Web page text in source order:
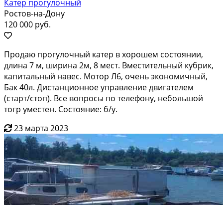
Катер прогулочный
Ростов-на-Дону
120 000 руб.
Продаю прогулочный катер в хорошем состоянии,
длина 7 м, ширина 2м, 8 мест. Вместительный кубрик,
капитальный навес. Мотор Л6, очень экономичный,
Бак 40л. Дистанционное управление двигателем
(старт/стоп). Все вопросы по телефону, небольшой
тогр уместен. Состояние: б/у.
23 марта 2023